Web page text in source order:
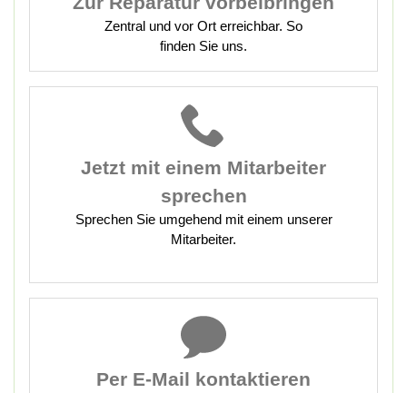
Zentral und vor Ort erreichbar. So
finden Sie uns.
Jetzt mit einem Mitarbeiter
sprechen
Sprechen Sie umgehend mit einem unserer
Mitarbeiter.
Per E-Mail kontaktieren